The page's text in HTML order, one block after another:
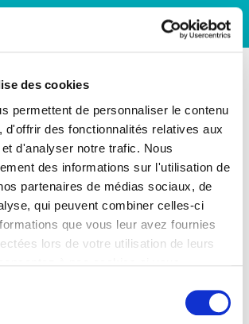
des cookies
permettent de personnaliser le contenu
d'offrir des fonctionnalités relatives aux
d'analyser notre trafic. Nous
des informations sur l'utilisation de
partenaires de médias sociaux, de
qui peuvent combiner celles-ci
que vous leur avez fournies
lors de votre utilisation de leurs